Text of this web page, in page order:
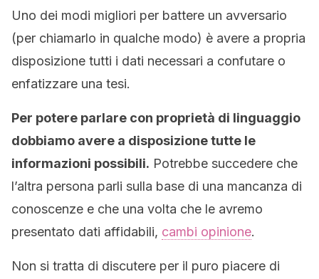
Uno dei modi migliori per battere un avversario
(per chiamarlo in qualche modo) è avere a propria
disposizione tutti i dati necessari a confutare o
enfatizzare una tesi.
Per potere parlare con proprietà di linguaggio
dobbiamo avere a disposizione tutte le
informazioni possibili. Potrebbe succedere che
l’altra persona parli sulla base di una mancanza di
conoscenze e che una volta che le avremo
presentato dati affidabili, cambi opinione.
Non si tratta di discutere per il puro piacere di